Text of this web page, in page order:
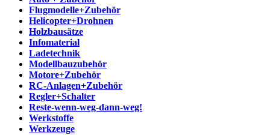
Flugmodelle+Zubehör
Helicopter+Drohnen
Holzbausätze
Infomaterial
Ladetechnik
Modellbauzubehör
Motore+Zubehör
RC-Anlagen+Zubehör
Regler+Schalter
Reste-wenn-weg-dann-weg!
Werkstoffe
Werkzeuge